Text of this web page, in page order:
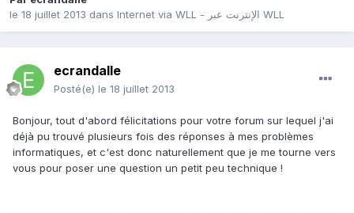
le 18 juillet 2013 dans Internet via WLL - الإنترنت عبر WLL
ecrandalle
Posté(e) le 18 juillet 2013
Bonjour, tout d'abord félicitations pour votre forum sur lequel j'ai
déjà pu trouvé plusieurs fois des réponses à mes problèmes
informatiques, et c'est donc naturellement que je me tourne vers
vous pour poser une question un petit peu technique !